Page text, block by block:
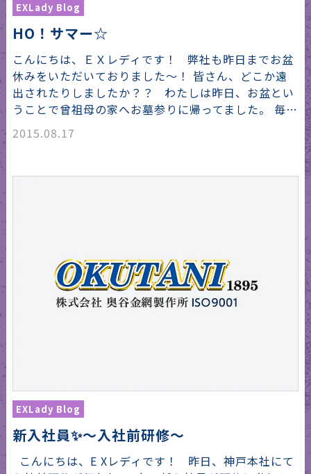
EXLady Blog
HO！サマー☆
こんにちは、ＥＸレディです！ 弊社も昨日までお盆
休みをいただいておりました～！ 皆さん、どこか遠
出されたりしましたか？？ わたしは昨日、お盆とい
うことで曾祖母の家へお墓参りに帰ってました。 毎…
2015.08.17
EXLady Blog
新入社員✨〜入社前研修〜
こんにちは、E Xレディです！ 昨日、神戸本社にて